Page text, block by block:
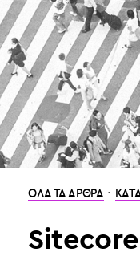
ΟΛΑ ΤΑ ΑΡΘΡΑ ·